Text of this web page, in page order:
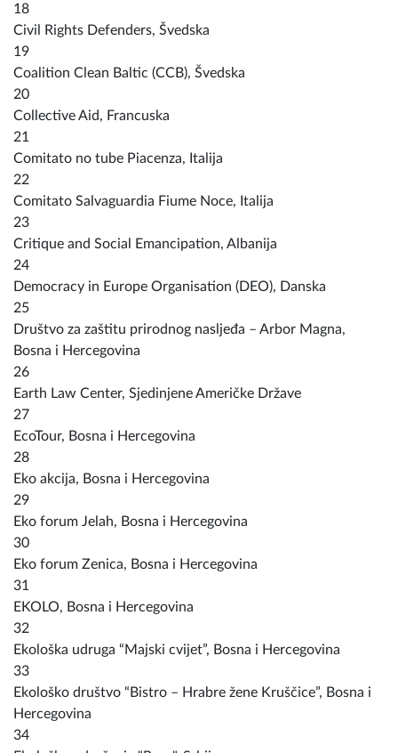
18
Civil Rights Defenders, Švedska
19
Coalition Clean Baltic (CCB), Švedska
20
Collective Aid, Francuska
21
Comitato no tube Piacenza, Italija
22
Comitato Salvaguardia Fiume Noce, Italija
23
Critique and Social Emancipation, Albanija
24
Democracy in Europe Organisation (DEO), Danska
25
Društvo za zaštitu prirodnog nasljeđa – Arbor Magna,
Bosna i Hercegovina
26
Earth Law Center, Sjedinjene Američke Države
27
EcoTour, Bosna i Hercegovina
28
Eko akcija, Bosna i Hercegovina
29
Eko forum Jelah, Bosna i Hercegovina
30
Eko forum Zenica, Bosna i Hercegovina
31
EKOLO, Bosna i Hercegovina
32
Ekološka udruga “Majski cvijet”, Bosna i Hercegovina
33
Ekološko društvo “Bistro – Hrabre žene Kruščice”, Bosna i
Hercegovina
34